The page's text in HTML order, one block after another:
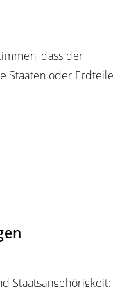
dass der
Staaten oder Erdteile
Staatsangehörigkeit: